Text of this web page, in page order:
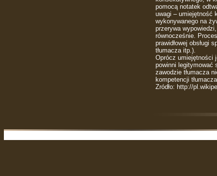
pomocą notatek
uwagi – umiejętność
wykonywanego na
przerywa
równocześnie.
prawidłowej obsługi
tłumacza itp.).
Oprócz umiejętności
powinni legitymować
zawodzie tłumacza
kompetencji
Zródło: http://